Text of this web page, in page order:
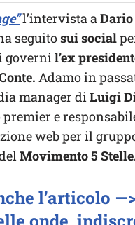
l’intervista a
seguitosui social
governil’ex
Adamo in
manager diLuigi
e
web per il
Movimento 5
l’articolo